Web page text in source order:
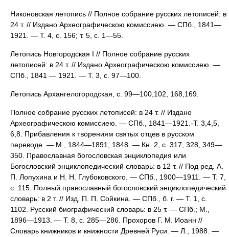
Никоновская летопись // Полное собрание русских летописей: в
24 т. // Издано Археографическою комиссиею. — СПб., 1841—
1921. — Т. 4, с. 156; т. 5, с. 1—55.
Летопись Новгородская I // Полное собрание русских
летописей: в 24 т. // Издано Археографическою комиссиею. —
СПб., 1841 — 1921. — Т. 3, с. 97—100.
Летопись Архангелогородская, с. 99—100,102, 168,169.
Полное собрание русских летописей: в 24 т. // Издано
Археографическою комиссиею. — СПб., 1841—1921.-Т. 3,4,5,
6,8. Прибавления к творениям святых отцев в русском
переводе. — М., 1844—1891; 1848. — Кн. 2, с. 317, 328, 349—
350. Православная богословская энциклопедия или
Богословский энциклопедический словарь: в 12 т. // Под ред. А.
П. Лопухина и Н. Н. Глубоковского. — СПб., 1900—1911. — Т. 7,
с. 115. Полный православный богословский энциклопедический
словарь: в 2 т. // Изд. П. П. Сойкина. — СПб., б. г. — Т. 1, с.
1102. Русский биографический словарь: в 25 т. — СПб.; М.,
1896—1913. — Т. 8, с. 285—286. Прохоров Г. М. Иоанн //
Словарь книжников и книжности Древней Руси. — Л., 1988. —